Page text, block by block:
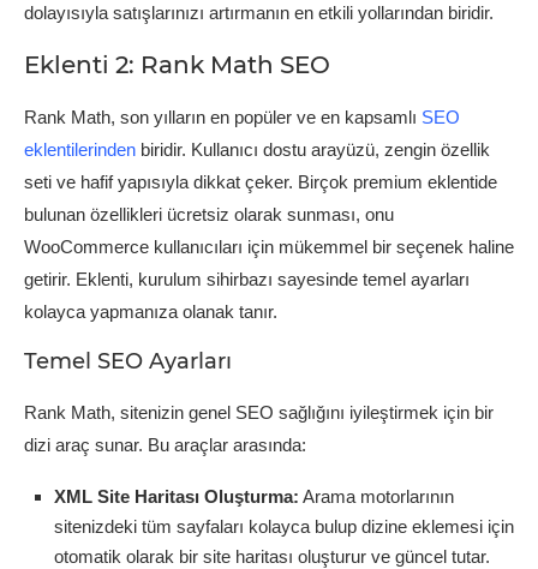
dolayısıyla satışlarınızı artırmanın en etkili yollarından biridir.
Eklenti 2: Rank Math SEO
Rank Math, son yılların en popüler ve en kapsamlı SEO
eklentilerinden biridir. Kullanıcı dostu arayüzü, zengin özellik
seti ve hafif yapısıyla dikkat çeker. Birçok premium eklentide
bulunan özellikleri ücretsiz olarak sunması, onu
WooCommerce kullanıcıları için mükemmel bir seçenek haline
getirir. Eklenti, kurulum sihirbazı sayesinde temel ayarları
kolayca yapmanıza olanak tanır.
Temel SEO Ayarları
Rank Math, sitenizin genel SEO sağlığını iyileştirmek için bir
dizi araç sunar. Bu araçlar arasında:
XML Site Haritası Oluşturma: Arama motorlarının
sitenizdeki tüm sayfaları kolayca bulup dizine eklemesi için
otomatik olarak bir site haritası oluşturur ve güncel tutar.